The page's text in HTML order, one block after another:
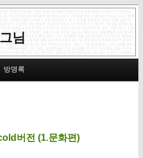
님
방명록
버전 (1.문화편)